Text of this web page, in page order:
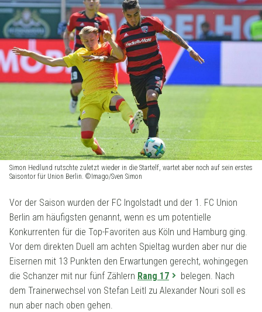
Simon Hedlund rutschte zuletzt wieder in die Startelf, wartet aber noch auf sein erstes
Saisontor für Union Berlin. ©Imago/Sven Simon
Vor der Saison wurden der FC Ingolstadt und der 1. FC Union
Berlin am häufigsten genannt, wenn es um potentielle
Konkurrenten für die Top-Favoriten aus Köln und Hamburg ging.
Vor dem direkten Duell am achten Spieltag wurden aber nur die
Eisernen mit 13 Punkten den Erwartungen gerecht, wohingegen
die Schanzer mit nur fünf Zählern Rang 17
belegen. Nach
dem Trainerwechsel von Stefan Leitl zu Alexander Nouri soll es
nun aber nach oben gehen.